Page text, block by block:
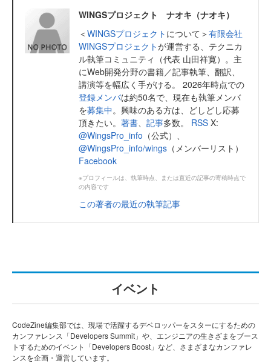
WINGSプロジェクト ナオキ（ナオキ）
＜WINGSプロジェクト について＞有限会社
WINGSプロジェクトが運営する、テクニカ
ル執筆コミュニティ（代表 山田祥寛）。主
にWeb開発分野の書籍／記事執筆、翻訳、
講演等を幅広く手がける。 2026年時点での
登録メンバは約50名で、現在も執筆メンバ
を募集中。興味のある方は、どしどし応募
頂きたい。 著書 記事多数。 RSS X:
@WingsPro_info （公式）、
@WingsPro_info/wings （メンバーリスト）
Facebook
※プロフィールは、執筆時点、または直近の記事の寄稿時点で
の内容です
この著者の最近の執筆記事
イベント
CodeZine編集部では、現場で活躍するデベロッパーをスターにするための
カンファレンス「Developers Summit」や、エンジニアの生きざまをブース
トするためのイベント「Developers Boost」など、さまざまなカンファレ
ンスを企画・運営しています。